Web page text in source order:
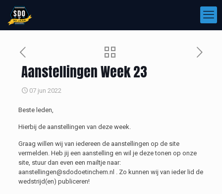
Aanstellingen Week 23
07 jun 2022
Beste leden,
Hierbij de aanstellingen van deze week.
Graag willen wij van iedereen de aanstellingen op de site
vermelden. Heb jij een aanstelling en wil je deze tonen op onze
site, stuur dan even een mailtje naar:
aanstellingen@sdodoetinchem.nl . Zo kunnen wij van ieder lid de
wedstrijd(en) publiceren!